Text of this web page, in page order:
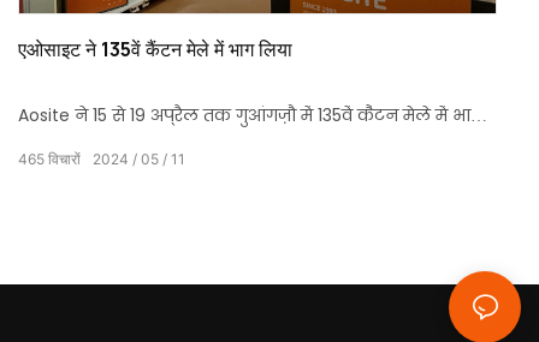
एओसाइट ने 135वें कैंटन मेले में भाग लिया
Aosite ने 15 से 19 अप्रैल तक गुआंगज़ौ में 135वें कैंटन मेले में भाग
लिया।
2024 05 11
465 विचारों